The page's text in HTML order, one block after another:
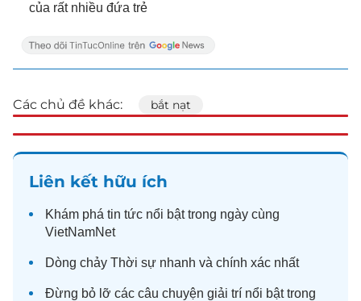
của rất nhiều đứa trẻ
Các chủ đề khác: bắt nạt
Liên kết hữu ích
Khám phá tin tức nổi bật trong ngày cùng
VietNamNet
Dòng chảy Thời sự nhanh và chính xác nhất
Đừng bỏ lỡ các câu chuyện giải trí nổi bật trong